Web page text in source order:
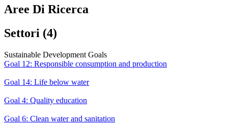
Aree Di Ricerca
Settori (4)
Sustainable Development Goals
Goal 12: Responsible consumption and production
Goal 14: Life below water
Goal 4: Quality education
Goal 6: Clean water and sanitation